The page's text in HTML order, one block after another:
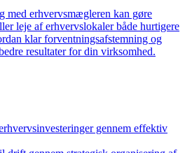
med erhvervsmægleren kan gøre
leje af erhvervslokaler både hurtigere
klar forventningsafstemning og
resultater for din virksomhed.
gennem effektiv